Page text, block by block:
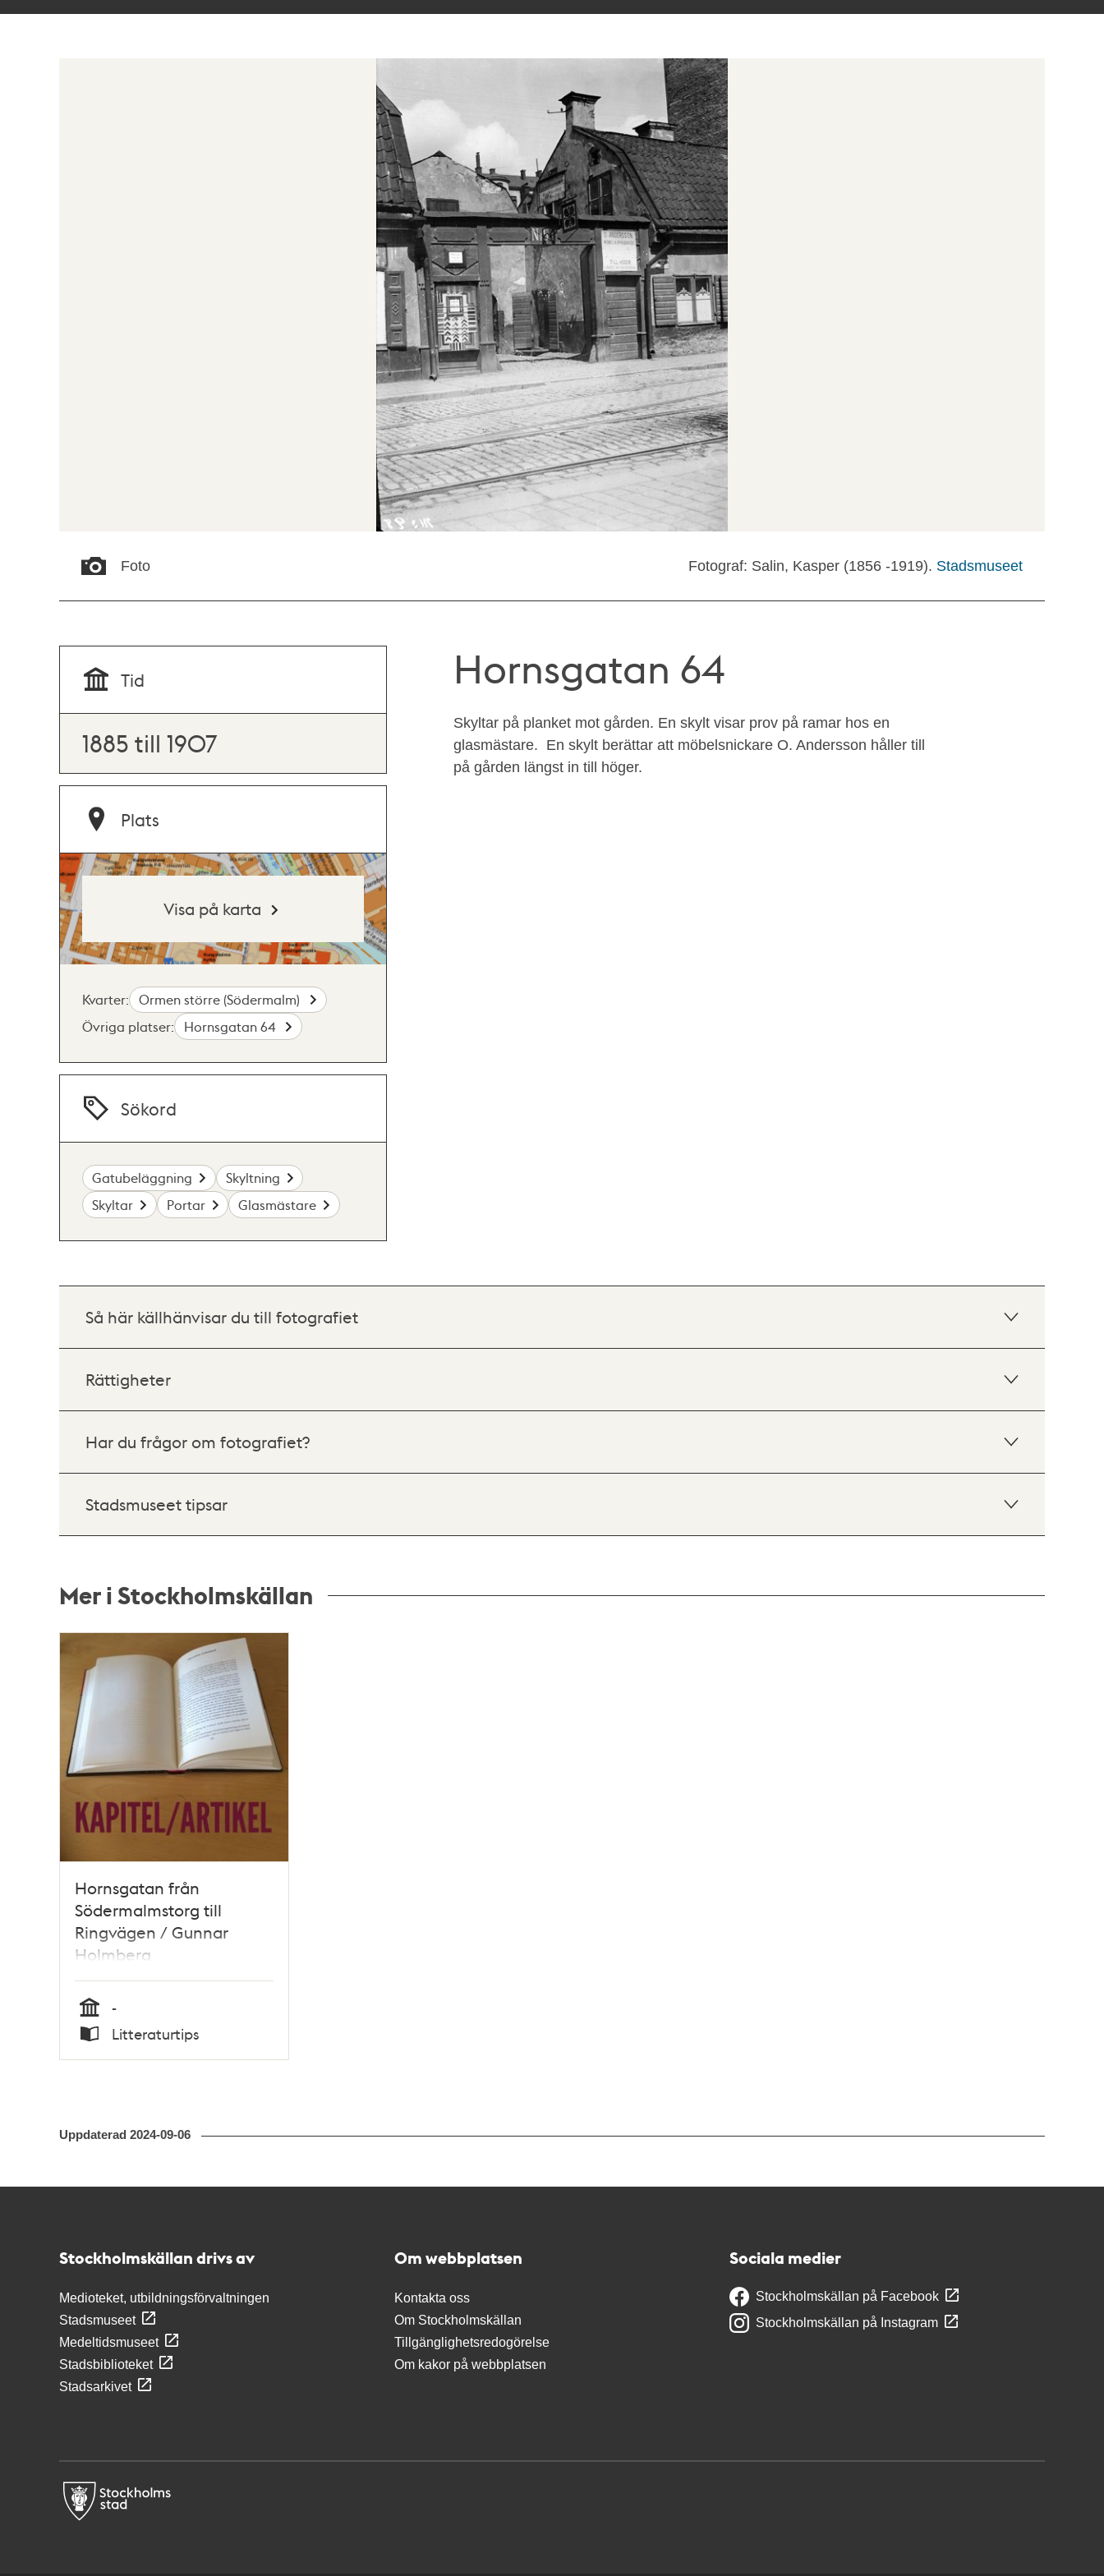
Foto Fotograf: Salin, Kasper (1856 -1919). Stadsmuseet
Hornsgatan 64
Skyltar på planket mot gården. En skylt visar prov på ramar hos en
glasmästare. En skylt berättar att möbelsnickare O. Andersson håller till
på gården längst in till höger.
Tid
1885 till 1907
Plats
Visa på karta
Kvarter:
Ormen större (Södermalm)
Övriga platser:
Hornsgatan 64
Sökord
Gatubeläggning
Skyltning
Skyltar
Portar Glasmästare
Så här källhänvisar du till fotografiet
Rättigheter
Har du frågor om fotografiet?
Stadsmuseet tipsar
Mer i Stockholmskällan
Relaterade
poster
och
teman
Hornsgatan från
Södermalmstorg till
Ringvägen / Gunnar
Holmberg
Tid
-
Typ
Litteraturtips
Uppdaterad 2024-09-06
Stockholmskällan drivs av
Medioteket, utbildningsförvaltningen
Stadsmuseet
Medeltidsmuseet
Stadsbiblioteket
Stadsarkivet
Om webbplatsen
Kontakta oss
Om Stockholmskällan
Tillgänglighetsredogörelse
Om kakor på webbplatsen
Sociala medier
Stockholmskällan på Facebook
Stockholmskällan på Instagram